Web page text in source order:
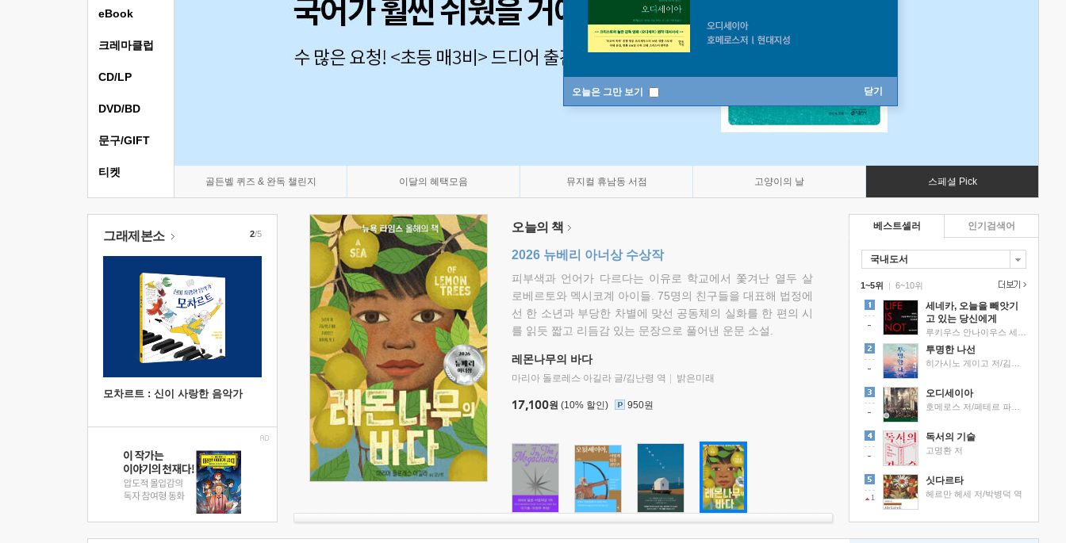
오늘은 그만 보기 닫기
골든벨 퀴즈 & 완독 챌린지 이달의 혜택모음 뮤지컬 휴남동 서점 고양이의 날 스페셜 Pick
eBook
크레마클럽
CD/LP
DVD/BD
문구/GIFT
티켓
그래제본소
모차르트 : 신이 사랑한 음악가
2/5 오늘의 책
2026 뉴베리 아너상 수상작
피부색과 언어가 다르다는 이유로 학교에서 쫓겨난 열두 살
로베르토와 멕시코계 아이들. 75명의 친구들을 대표해 법정에
선 한 소년과 부당한 차별에 맞선 공동체의 실화를 한 편의 시
를 읽듯 짧고 리듬감 있는 문장으로 풀어낸 운문 소설.
레몬나무의 바다
마리아 돌로레스 아길라 글/김난령 역 밝은미래
17,100원 (10% 할인) 950원
베스트셀러
국내도서
1~5위 |
세네카, 오늘을 빼앗기
고 있는 당신에게
투명한 나선
오디세이아
독서의 기술
고명환 저
1
싯다르타
헤르만 헤세 저/박병덕 역
6~10위
인기검색어